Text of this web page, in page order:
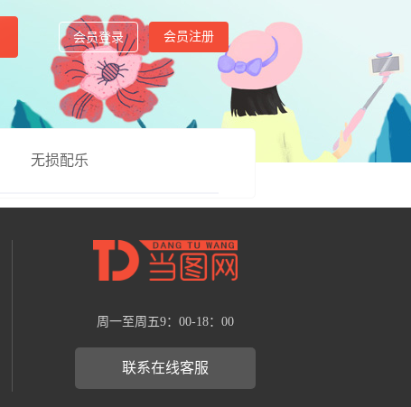
会员登录 会员注册
无损配乐
周一至周五9：00-18：00
联系在线客服